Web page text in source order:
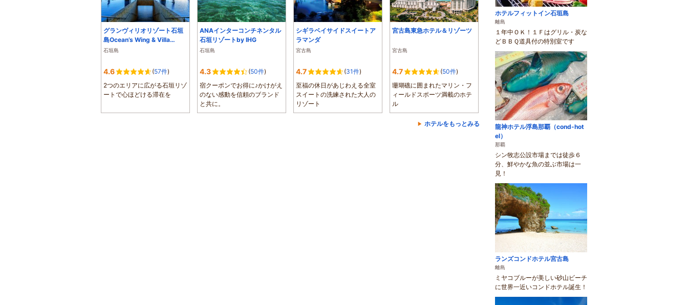
グランヴィリオリゾート石垣
島Ocean’s Wing & Villa
Garden
石垣島
4.6 (57件)
2つのエリアに広がる石垣リゾ
ートで心ほどける滞在を
ANAインターコンチネンタル
石垣リゾートby IHG
石垣島
4.3 (50件)
宿クーポンでお得に♪かけがえ
のない感動を信頼のブランド
と共に。
シギラベイサイドスイートア
ラマンダ
宮古島
4.7 (31件)
至福の休日があじわえる全室
スイートの洗練された大人の
リゾート
宮古島東急ホテル＆リゾーツ
宮古島
4.7 (50件)
珊瑚礁に囲まれたマリン・フ
ィールドスポーツ満載のホテ
ル
ホテルをもっとみる
ホテルフィットイン石垣島
離島
１年中ＯＫ！１Ｆはグリル・炭な
どＢＢＱ道具付の特別室です
龍神ホテル浮島那覇（cond-hot
el）
那覇
シン牧志公設市場までは徒歩６
分、鮮やかな魚の並ぶ市場は一
見！
ランズコンドホテル宮古島
離島
ミヤコブルーが美しい砂山ビーチ
に世界一近いコンドホテル誕生！